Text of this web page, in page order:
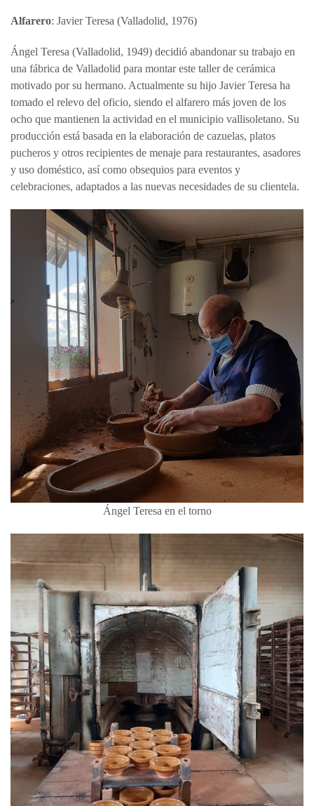
Alfarero: Javier Teresa (Valladolid, 1976)
Ángel Teresa (Valladolid, 1949) decidió abandonar su trabajo en
una fábrica de Valladolid para montar este taller de cerámica
motivado por su hermano. Actualmente su hijo Javier Teresa ha
tomado el relevo del oficio, siendo el alfarero más joven de los
ocho que mantienen la actividad en el municipio vallisoletano. Su
producción está basada en la elaboración de cazuelas, platos
pucheros y otros recipientes de menaje para restaurantes, asadores
y uso doméstico, así como obsequios para eventos y
celebraciones, adaptados a las nuevas necesidades de su clientela.
Ángel Teresa en el torno